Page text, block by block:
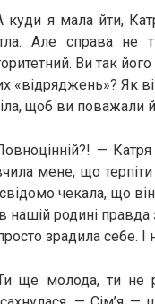
куди я мала йти,
Але справа не
Ви так
«відряджень»? Як
щоб ви поважали
—
мене, що
чекала, що
нашій родині
зрадила себе. І
ще молода, ти не